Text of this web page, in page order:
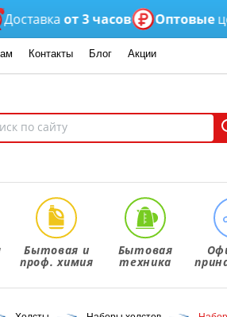
от 3 часов Оптовыецены
Контакты Блог Акции
Бытовая и
проф. химия
Бытовая
техника